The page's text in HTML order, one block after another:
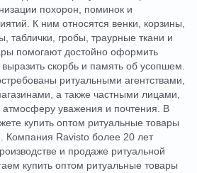
похорон, поминок и
К ним относятся венки, корзины,
таблички, гробы, траурные ткани и
помогают достойно оформить
скорбь и память об усопшем.
ритуальными агентствами,
а также частными лицами,
атмосферу уважения и почтения. В
купить оптом ритуальные товары
Компания Ravisto более 20 лет
и продаже ритуальной
купить оптом ритуальные товары